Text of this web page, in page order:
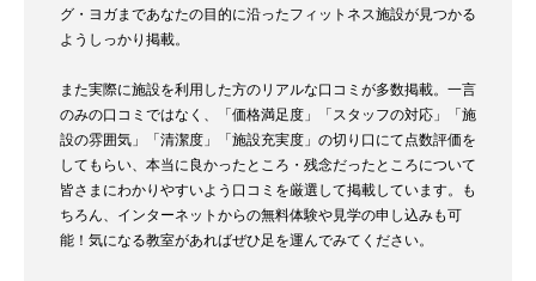
グ・ヨガまであなたの目的に沿ったフィットネス施設が見つかる
ようしっかり掲載。
また実際に施設を利用した方のリアルな口コミが多数掲載。一言
のみの口コミではなく、「価格満足度」「スタッフの対応」「施
設の雰囲気」「清潔度」「施設充実度」の切り口にて点数評価を
してもらい、本当に良かったところ・残念だったところについて
皆さまにわかりやすいよう口コミを厳選して掲載しています。も
ちろん、インターネットからの無料体験や見学の申し込みも可
能！気になる教室があればぜひ足を運んでみてください。